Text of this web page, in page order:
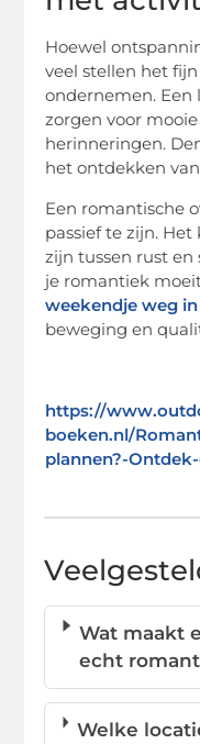
Hoewel
veel stellen het
ondernemen.
zorgen voor
herinneringen.
het ontdekken
Een romantische
passief te zijn.
zijn tussen rust
je romantiek
weekendje weg
beweging en
https://
boeken.nl/
plannen?-
Wat maakt
echt
Welke